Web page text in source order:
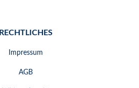
RECHTLICHES
Impressum
AGB